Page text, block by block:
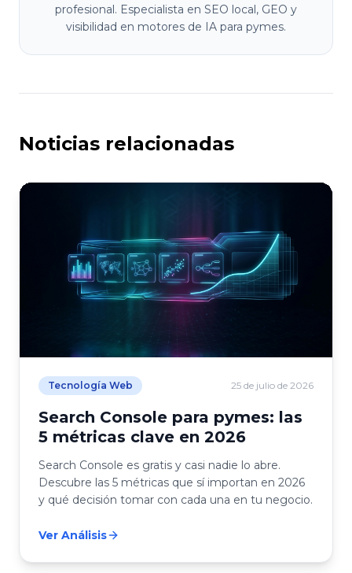
profesional. Especialista en SEO local, GEO y
visibilidad en motores de IA para pymes.
Noticias relacionadas
Tecnología Web 25 de julio de 2026
Search Console para pymes: las
5 métricas clave en 2026
Search Console es gratis y casi nadie lo abre.
Descubre las 5 métricas que sí importan en 2026
y qué decisión tomar con cada una en tu negocio.
Ver Análisis